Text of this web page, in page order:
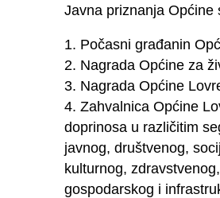
Javna priznanja Općine
Počasni građanin
Nagrada Općine za
Nagrada Općine
Zahvalnica Općine
doprinosa u različitim
javnog, društvenog,
kulturnog, zdravstvenog,
gospodarskog i